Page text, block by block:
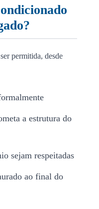
permitida, desde
a estrutura do
sejam respeitadas
ao final do